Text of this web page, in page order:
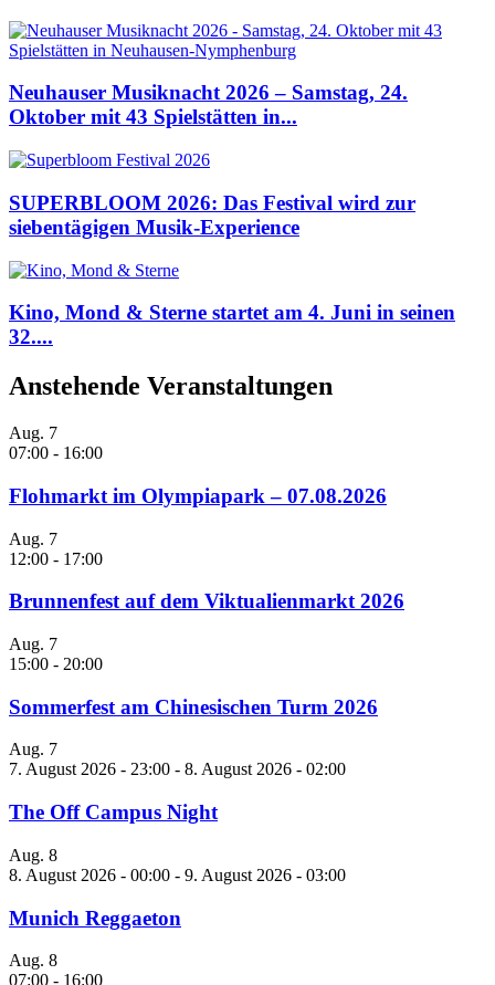
Neuhauser Musiknacht 2026 – Samstag, 24.
Oktober mit 43 Spielstätten in...
SUPERBLOOM 2026: Das Festival wird zur
siebentägigen Musik-Experience
Kino, Mond & Sterne startet am 4. Juni in seinen
32....
Anstehende Veranstaltungen
Aug. 7
07:00 - 16:00
Flohmarkt im Olympiapark – 07.08.2026
Aug. 7
12:00 - 17:00
Brunnenfest auf dem Viktualienmarkt 2026
Aug. 7
15:00 - 20:00
Sommerfest am Chinesischen Turm 2026
Aug. 7
7. August 2026 - 23:00 - 8. August 2026 - 02:00
The Off Campus Night
Aug. 8
8. August 2026 - 00:00 - 9. August 2026 - 03:00
Munich Reggaeton
Aug. 8
07:00 - 16:00